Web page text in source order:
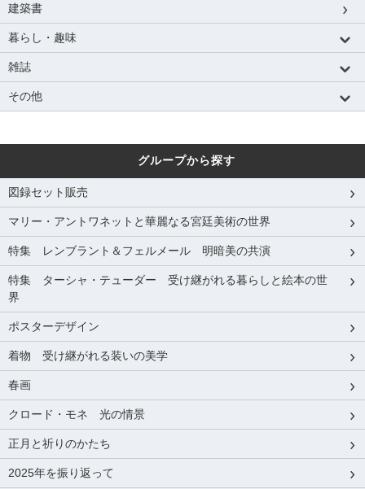
建築書
暮らし・趣味
雑誌
その他
グループから探す
図録セット販売
マリー・アントワネットと華麗なる宮廷美術の世界
特集 レンブラント＆フェルメール 明暗美の共演
特集 ターシャ・テューダー 受け継がれる暮らしと絵本の世
界
ポスターデザイン
着物 受け継がれる装いの美学
春画
クロード・モネ 光の情景
正月と祈りのかたち
2025年を振り返って